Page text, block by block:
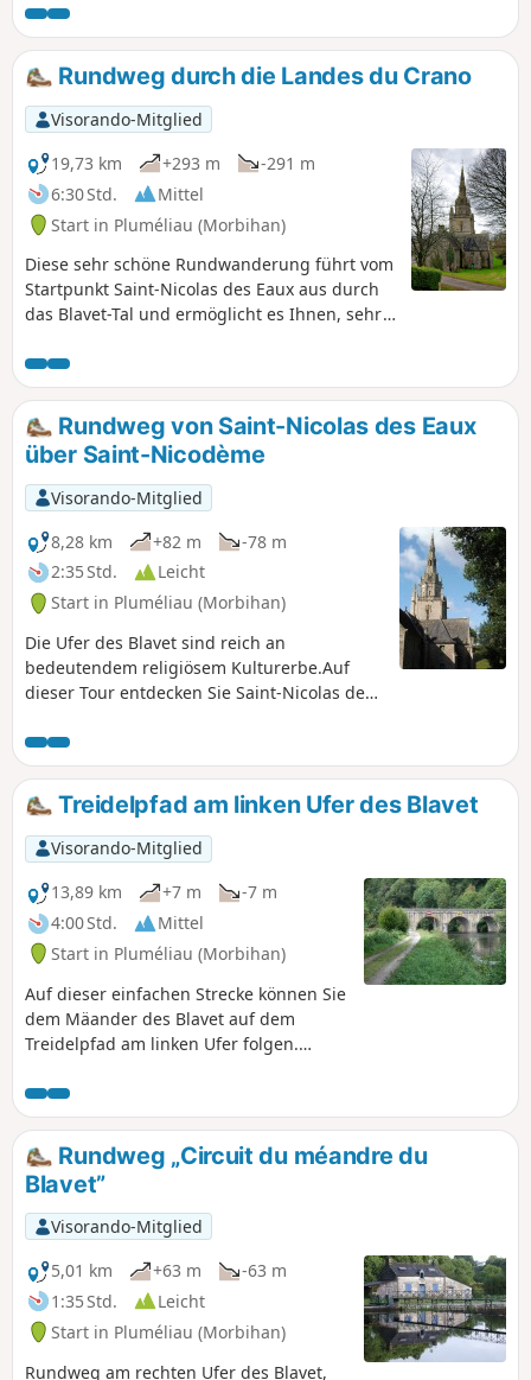
du Morbihan : imposante chapelle dont
le clocher culmine à 70m.Prenez le
temps de vous attarder dans ce petit
bourg bien pittoresque sans oublier sa
majestueuse fontaine.Retour paisible
par le GR®® 341 entre bois et prés.
Attention : en cours de modification
Rundweg durch die Landes du Crano
Visorando-Mitglied
19,73 km
+293 m
-291 m
6:30 Std.
Mittel
Start in Pluméliau (Morbihan)
Diese sehr schöne Rundwanderung führt vom
Startpunkt Saint-Nicolas des Eaux aus durch
das Blavet-Tal und ermöglicht es Ihnen, sehr
Lande du Crano) sowie bemerkenswerte
Elemente des bretonischen Kulturerbes
(Halbhöhlenkapelle Saint-Gildas, Adelshäuser
von Bieuzy, Kapelle Saint-Nicodème,
Schleusen) zu entdecken. Dieser Spaziergang
ist recht gut markiert (gelbePR®-
Markierungen).
Rundweg von Saint-Nicolas des Eaux
über Saint-Nicodème
Visorando-Mitglied
8,28 km
+82 m
-78 m
2:35 Std.
Leicht
Start in Pluméliau (Morbihan)
Die Ufer des Blavet sind reich an
bedeutendem religiösem Kulturerbe.Auf
dieser Tour entdecken Sie Saint-Nicolas des
bevor Sie über Land zur imposanten Kapelle
Saint-Nicodème mit ihren vier
majestätischen Brunnen gelangen.Rückweg
in aller Ruhe über den Treidelpfad.
Treidelpfad am linken Ufer des Blavet
Visorando-Mitglied
13,89 km
+7 m
-7 m
4:00 Std.
Mittel
Start in Pluméliau (Morbihan)
Auf dieser einfachen Strecke können Sie
dem Mäander des Blavet auf dem
Treidelpfad am linken Ufer folgen.
Steilhänge von Castennec, die Kapelle-
Einsiedelei Saint-Gildas am anderen
Ufer und passieren drei Schleusen.
Rundweg „Circuit du méandre du
Blavet”
Visorando-Mitglied
5,01 km
+63 m
-63 m
1:35 Std.
Leicht
Start in Pluméliau (Morbihan)
Rundweg am rechten Ufer des Blavet,